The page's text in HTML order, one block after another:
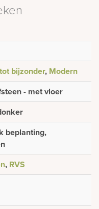
bijzonder, Modern
- met vloer
beplanting,
, RVS